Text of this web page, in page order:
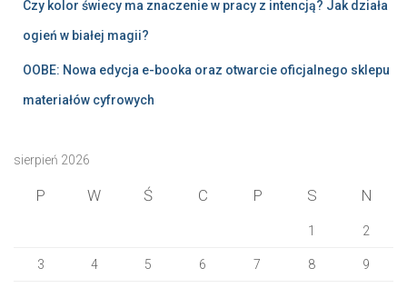
Czy kolor świecy ma znaczenie w pracy z intencją? Jak działa
ogień w białej magii?
OOBE: Nowa edycja e-booka oraz otwarcie oficjalnego sklepu
materiałów cyfrowych
sierpień 2026
P W Ś C P S N
1 2
3 4 5 6 7 8 9